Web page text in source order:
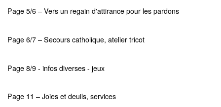
Page 5/6 – Vers un regain d'attirance pour les pardons
Page 6/7 – Secours catholique, atelier tricot
Page 8/9 - infos diverses - jeux
Page 11 – Joies et deuils, services